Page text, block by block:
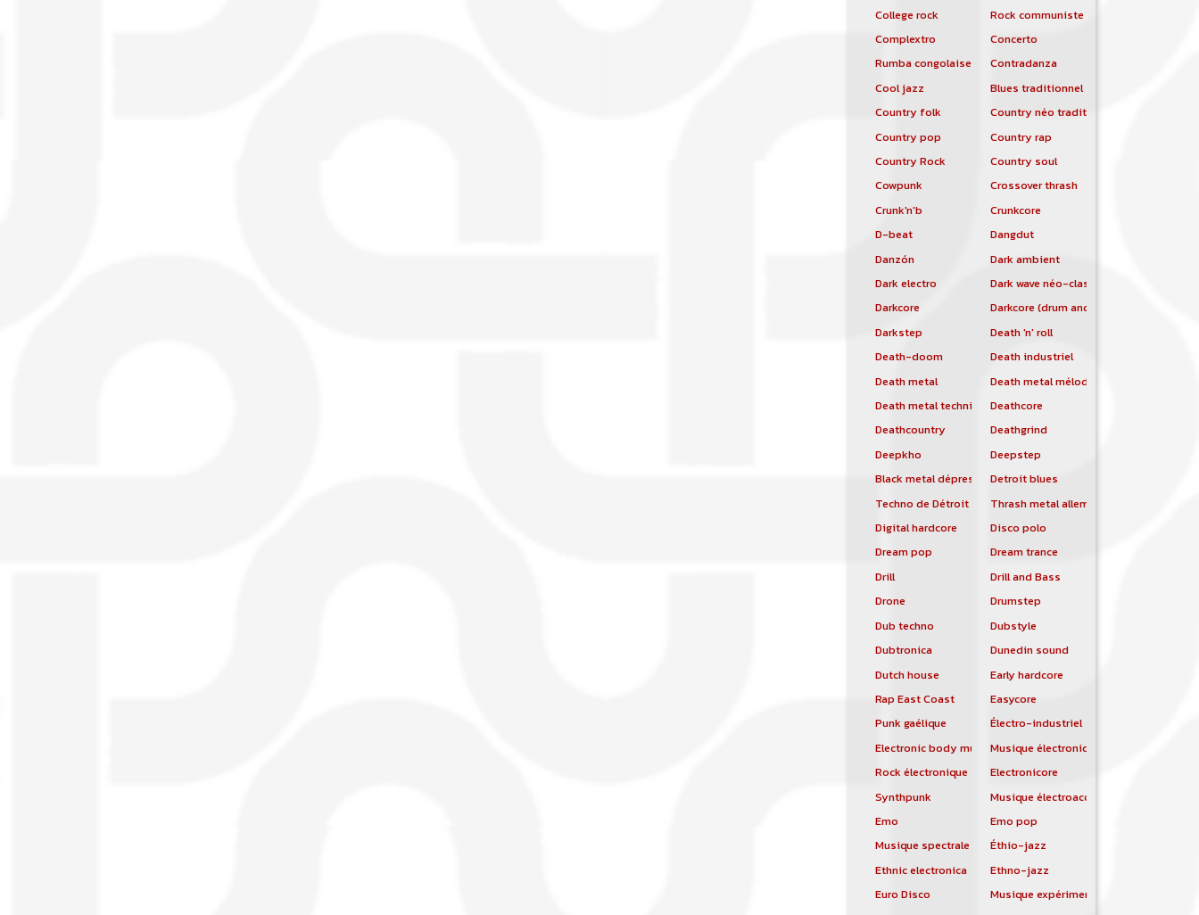
College rock
Rock communiste
Complextro
Concerto
Rumba congolaise
Contradanza
Cool jazz
Blues traditionnel
Country folk
Country néo traditionnelle
Country pop
Country rap
Country Rock
Country soul
Cowpunk
Crossover thrash
Crunk'n'b
Crunkcore
D-beat
Dangdut
Danzón
Dark ambient
Dark electro
Dark wave néo-classique
Darkcore
Darkcore (drum and bass)
Darkstep
Death 'n' roll
Death-doom
Death industriel
Death metal
Death metal mélodique
Death metal techniqueDeathcore
Deathcountry
Deathgrind
Deepkho
Deepstep
Black metal dépressif Detroit blues
Techno de Détroit
Thrash metal allemand
Digital hardcore
Disco polo
Dream pop
Dream trance
Drill
Drill and Bass
Drone
Drumstep
Dub techno
Dubstyle
Dubtronica
Dunedin sound
Dutch house
Early hardcore
Rap East Coast
Easycore
Punk gaélique
Électro-industriel
Electronic body musicMusique électronique
Rock électronique
Electronicore
Synthpunk
Musique électroacoustique
Emo
Emo pop
Musique spectrale
Éthio-jazz
Ethnic electronica
Ethno-jazz
Euro Disco
Musique expérimentale